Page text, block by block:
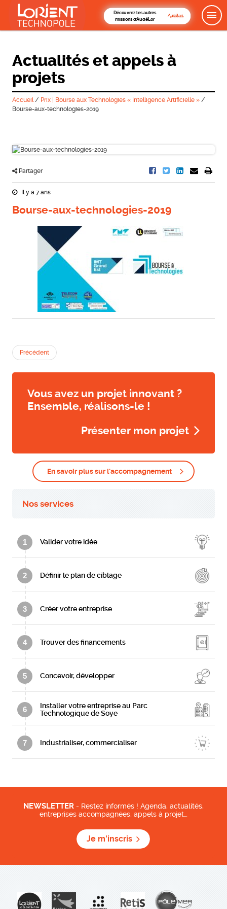
Découvrez les autres
missions d'AudéLor
Actualités et appels à
projets
Accueil/ Prix | Bourse aux Technologies « Intelligence Artificielle »/
Bourse-aux-technologies-2019
Partager
Il y a 7 ans
Bourse-aux-technologies-2019
Précédent
Vous avez un projet innovant ?
Ensemble, réalisons-le !
Présenter mon projet
En savoir plus sur l'accompagnement
Nos services
1 Valider votre idée
2 Définir le plan de ciblage
3 Créer votre entreprise
4 Trouver des financements
5 Concevoir, développer
6
Installer votre entreprise au Parc
Technologique de Soye
7 Industrialiser, commercialiser
NEWSLETTER - Restez informés ! Agenda, actualités,
entreprises accompagnées, appels à projet…
Je m'inscris